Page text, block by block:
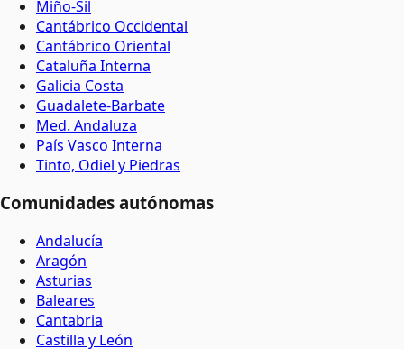
Miño-Sil
Cantábrico Occidental
Cantábrico Oriental
Cataluña Interna
Galicia Costa
Guadalete-Barbate
Med. Andaluza
País Vasco Interna
Tinto, Odiel y Piedras
Comunidades autónomas
Andalucía
Aragón
Asturias
Baleares
Cantabria
Castilla y León